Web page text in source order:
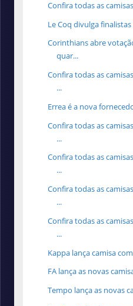
Confira todas as
Le Coq divulga
Corinthians abre
quar...
Confira todas as
...
Errea é a nova
Confira todas as
...
Confira todas as
...
Confira todas as
...
Confira todas as
...
Kappa lança camisa
FA lança as novas
Tempo lança as novas